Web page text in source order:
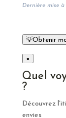
Dernière mise
💡Obtenir
×
Quel
?
Découvrez
envies